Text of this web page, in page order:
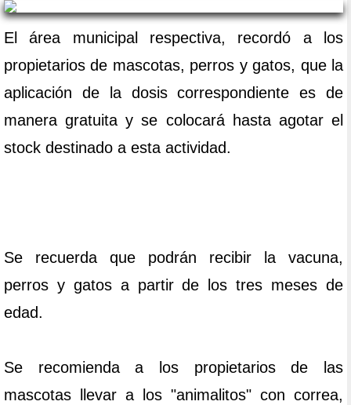
El área municipal respectiva, recordó a los
propietarios de mascotas, perros y gatos, que la
aplicación de la dosis correspondiente es de
manera gratuita y se colocará hasta agotar el
stock destinado a esta actividad.
Se recuerda que podrán recibir la vacuna,
perros y gatos a partir de los tres meses de
edad.
Se recomienda a los propietarios de las
mascotas llevar a los "animalitos" con correa,